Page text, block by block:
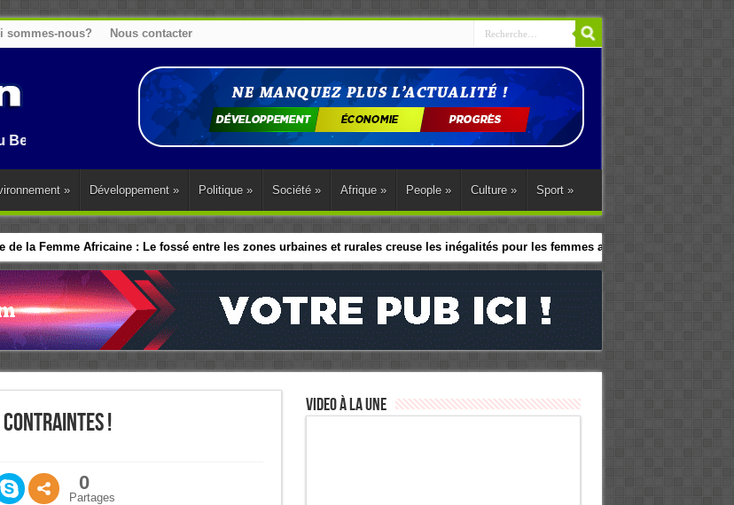
sommes-nous? Nous contacter
et dans le monde.
» Développement » Politique » Société » Afrique » People » Culture » Sport »
la Femme Africaine : Le fossé entre les zones urbaines et rurales creuse les inégalités pour les femmes africaines
des Femmes : Les dirigeants d’Afrique de l’Ouest adopte le programme d’action régional d’Abuja.
!
0
Partages
Video à la Une